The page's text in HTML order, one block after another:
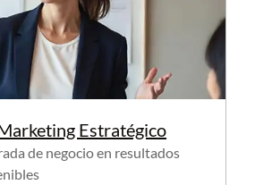
Estratégico
de negocio en resultados